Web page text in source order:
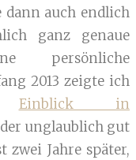
dann auch endlich
ganz genaue
persönliche
2013 zeigte ich
Einblick in
unglaublich gut
zwei Jahre später,